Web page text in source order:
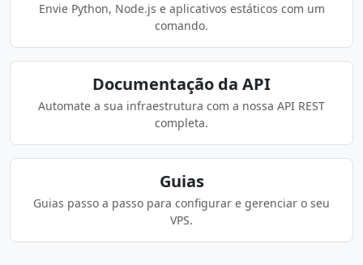
Envie Python, Node.js e aplicativos estáticos com um
comando.
Documentação da API
Automate a sua infraestrutura com a nossa API REST
completa.
Guias
Guias passo a passo para configurar e gerenciar o seu
VPS.